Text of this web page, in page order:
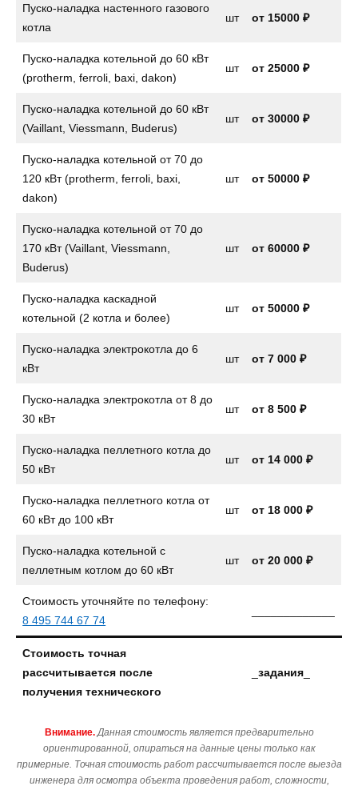
Пуско-наладка настенного газового
котла
шт от 15000 ₽
Пуско-наладка котельной до 60 кВт
(protherm, ferroli, baxi, dakon)
шт от 25000 ₽
Пуско-наладка котельной до 60 кВт
(Vaillant, Viessmann, Buderus)
шт от 30000 ₽
Пуско-наладка котельной от 70 до
120 кВт (protherm, ferroli, baxi,
dakon)
шт от 50000 ₽
Пуско-наладка котельной от 70 до
170 кВт (Vaillant, Viessmann,
Buderus)
шт от 60000 ₽
Пуско-наладка каскадной
котельной (2 котла и более)
шт от 50000 ₽
Пуско-наладка электрокотла до 6
кВт
шт от 7 000 ₽
Пуско-наладка электрокотла от 8 до
30 кВт
шт от 8 500 ₽
Пуско-наладка пеллетного котла до
50 кВт
шт от 14 000 ₽
Пуско-наладка пеллетного котла от
60 кВт до 100 кВт
шт от 18 000 ₽
Пуско-наладка котельной с
пеллетным котлом до 60 кВт
шт от 20 000 ₽
Стоимость уточняйте по телефону:
8 495 744 67 74
Стоимость точная
рассчитывается после
получения технического
_задания
Внимание. Данная стоимость является предварительно
ориентированной, опираться на данные цены только как
примерные. Точная стоимость работ рассчитывается после выезда
инженера для осмотра объекта проведения работ, сложности,